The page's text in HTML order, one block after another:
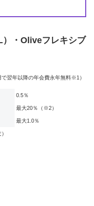
）・Oliveフレキシブ
翌年以降の年会費永年無料※1）
0.5％
最大20％（※2）
最大1.0％